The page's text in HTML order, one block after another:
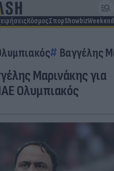
ΚόσμοςΣπορShowbizWeekend
Βαγγέλης
Μαρινάκης για
Ολυμπιακός